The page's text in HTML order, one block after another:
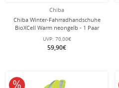
Chiba
Chiba Winter-Fahrradhandschuhe
BioXCell Warm neongelb - 1 Paar
UVP: 70,00€
59,90€
10% reduziert